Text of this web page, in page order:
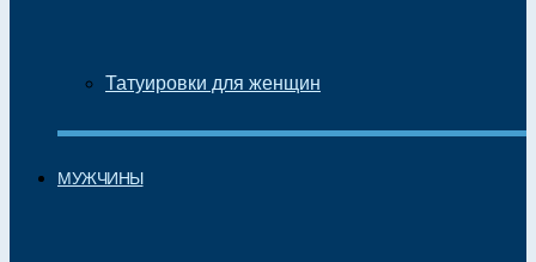
Татуировки для женщин
МУЖЧИНЫ